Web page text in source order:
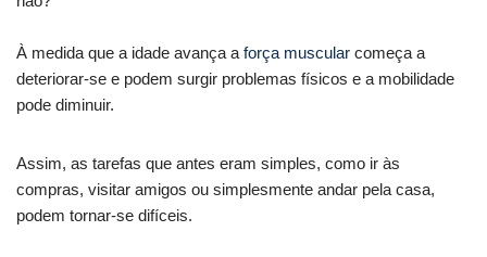
À medida que a idade avança a força muscular começa a
deteriorar-se e podem surgir problemas físicos e a mobilidade
pode diminuir.
Assim, as tarefas que antes eram simples, como ir às
compras, visitar amigos ou simplesmente andar pela casa,
podem tornar-se difíceis.